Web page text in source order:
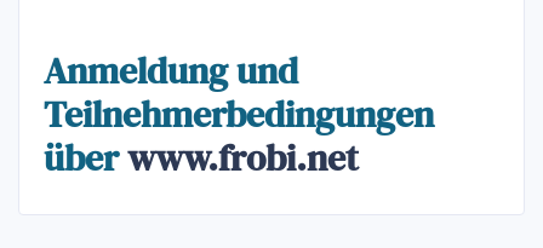
Anmeldung und
Teilnehmerbedingungen
überwww.frobi.net